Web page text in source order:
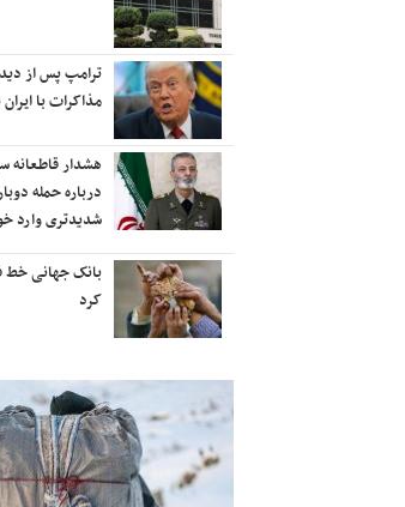
درباره حمله دوباره به ایران؛ ضربات
بانک جهانی خط فقر در ایران را اعلام
نفتکش
آب‌های
ادامه
نقاط
موشکی
شنیده